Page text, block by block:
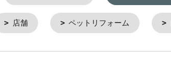
店舗 ペットリフォーム